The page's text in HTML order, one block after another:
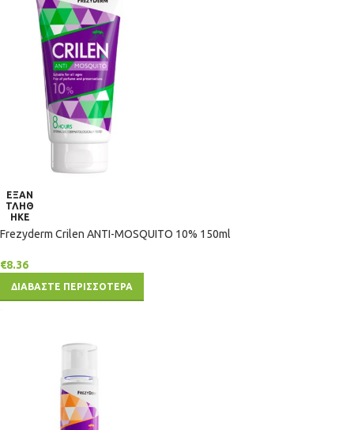
ΕΞΑΝ
ΤΛΗΘ
ΗΚΕ
Frezyderm Crilen ANTI-MOSQUITO 10% 150ml
€8.36
ΔΙΑΒΑΣΤΕ ΠΕΡΙΣΣΟΤΕΡΑ